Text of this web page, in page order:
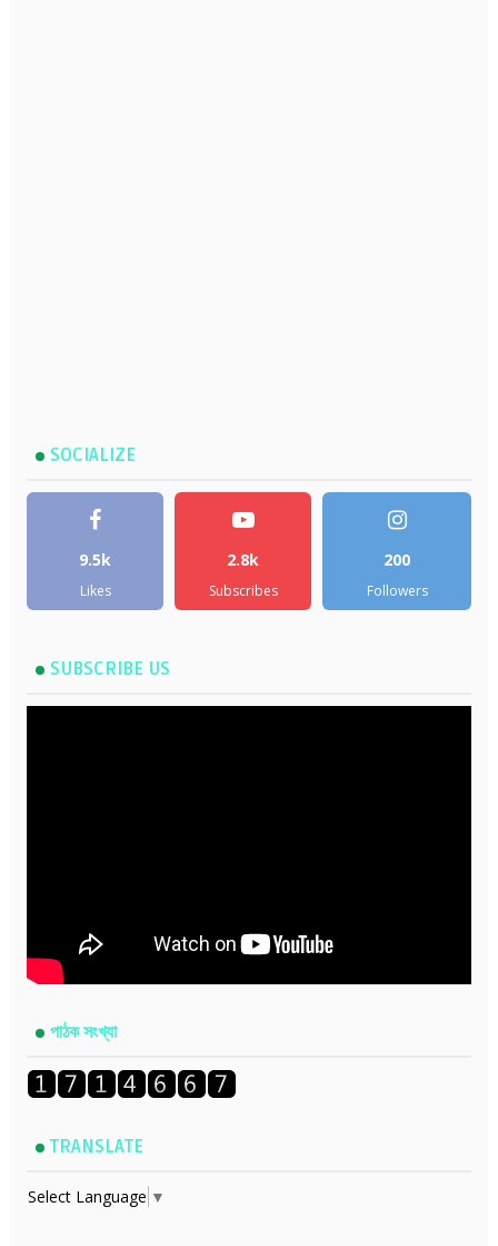
SOCIALIZE
9.5k
Likes
2.8k
Subscribes
200
Followers
SUBSCRIBE US
পাঠক সংখ্যা
TRANSLATE
Select Language ▼